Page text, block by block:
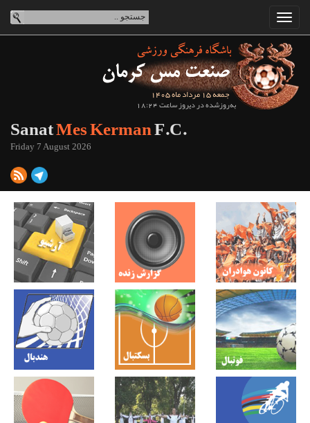
جمعه 15 مرداد ماه 1405
به‌روزشده در دیروز ساعت 18:24
SanatMes KermanF.C.
Friday 7 August 2026